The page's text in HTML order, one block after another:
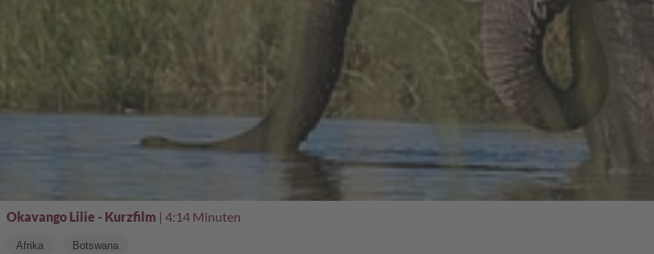
Okavango Lilie - Kurzfilm | 4:14 Minuten
Afrika Botswana